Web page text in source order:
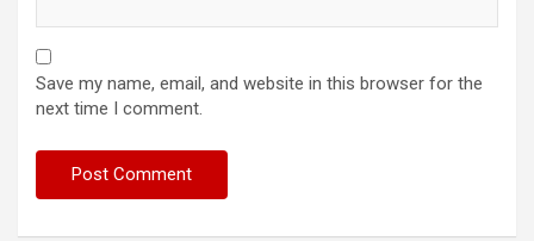
Save my name, email, and website in this browser for the
next time I comment.